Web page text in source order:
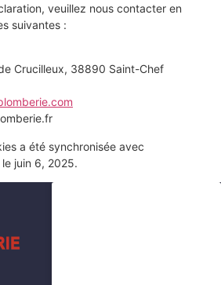
veuillez nous contacter en
suivantes :
Crucilleux, 38890 Saint-Chef
a été synchronisée avec
le juin 6, 2025.